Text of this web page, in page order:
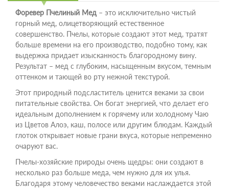
Форевер Пчелиный Мед – это исключительно чистый
горный мед, олицетворяющий естественное
совершенство. Пчелы, которые создают этот мед, тратят
больше времени на его производство, подобно тому, как
выдержка придает изысканность благородному вину.
Результат – мед с глубоким, насыщенным вкусом, темным
оттенком и тающей во рту нежной текстурой.
Этот природный подсластитель ценится веками за свои
питательные свойства. Он богат энергией, что делает его
идеальным дополнением к горячему или холодному Чаю
из Цветов Алоэ, каш, полосе или другим блюдам. Каждый
глоток открывает новые грани вкуса, которые непременно
очаруют вас.
Пчелы-хозяйские природы очень щедры: они создают в
несколько раз больше меда, чем нужно для их улья.
Благодаря этому человечество веками наслаждается этой